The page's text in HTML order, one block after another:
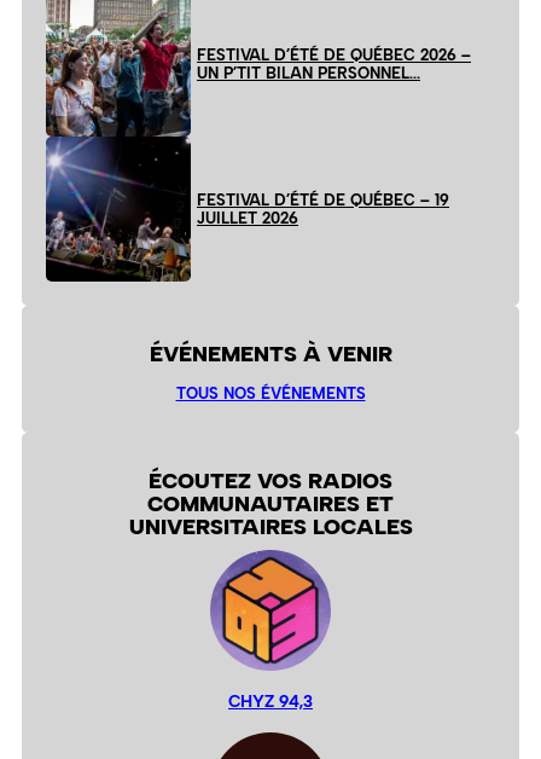
FESTIVAL D’ÉTÉ DE QUÉBEC 2026 –
UN P’TIT BILAN PERSONNEL…
FESTIVAL D’ÉTÉ DE QUÉBEC – 19
JUILLET 2026
ÉVÉNEMENTS À VENIR
TOUS NOS ÉVÉNEMENTS
ÉCOUTEZ VOS RADIOS
COMMUNAUTAIRES ET
UNIVERSITAIRES LOCALES
CHYZ 94,3